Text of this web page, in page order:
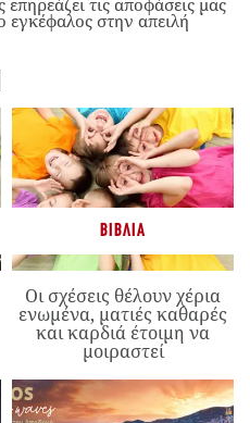
εγκέφαλος στην απειλή
ΒΙΒΛΊΑ
Οι σχέσεις θέλουν χέρια
ενωμένα, ματιές καθαρές
και καρδιά έτοιμη να
μοιραστεί